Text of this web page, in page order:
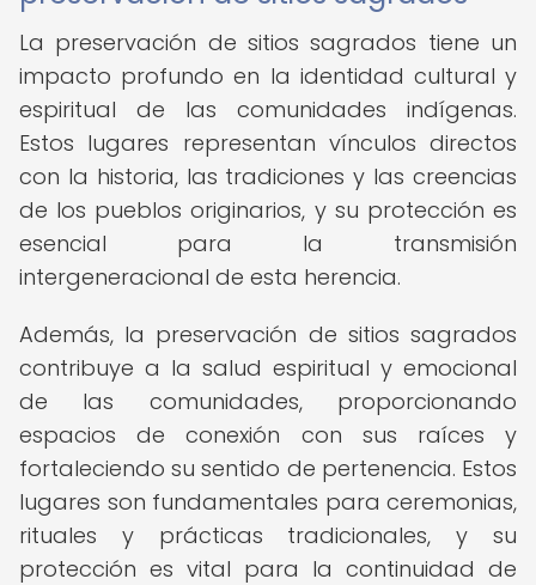
La preservación de sitios sagrados tiene un
impacto profundo en la identidad cultural y
espiritual de las comunidades indígenas.
Estos lugares representan vínculos directos
con la historia, las tradiciones y las creencias
de los pueblos originarios, y su protección es
esencial para la transmisión
intergeneracional de esta herencia.
Además, la preservación de sitios sagrados
contribuye a la salud espiritual y emocional
de las comunidades, proporcionando
espacios de conexión con sus raíces y
fortaleciendo su sentido de pertenencia. Estos
lugares son fundamentales para ceremonias,
rituales y prácticas tradicionales, y su
protección es vital para la continuidad de